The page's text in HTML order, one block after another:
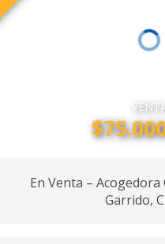
En Venta –
Garrido,